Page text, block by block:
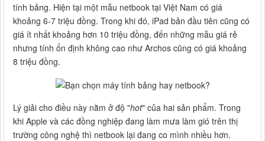
tính bảng. Hiện tại một mẫu netbook tại Việt Nam có giá
khoảng 6-7 triệu đồng. Trong khi đó, iPad bản đầu tiên cũng có
giá ít nhất khoảng hơn 10 triệu đồng, đến những mẫu giá rẻ
nhưng tính ổn định không cao như Archos cũng có giá khoảng
8 triệu đồng.
Lý giải cho điều này nằm ở độ "hot" của hai sản phẩm. Trong
khi Apple và các đồng nghiệp đang làm mưa làm gió trên thị
trường công nghệ thì netbook lại đang co mình nhiều hơn.